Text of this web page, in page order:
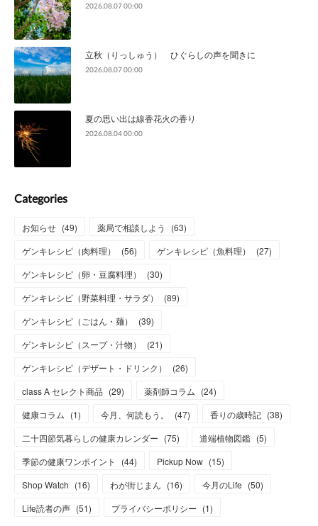
2026.08.07 00:00
立秋（りっしゅう） ひぐらしの声を聞きに
2026.08.07 00:00
夏の思い出は線香花火の香り
2026.08.04 00:00
Categories
お知らせ (49) 薬局で相談しよう (63)
ゲンキレシピ（肉料理）
(56) ゲンキレシピ（魚料理） (27)
ゲンキレシピ（卵・豆腐料理）
(30)
ゲンキレシピ（野菜料理・サラダ）
(89)
ゲンキレシピ（ごはん・麺）
(39)
ゲンキレシピ（スープ・汁物）
(21)
ゲンキレシピ（デザート・ドリンク）
(26)
class A セレクト商品 (29) 薬剤師コラム (24)
健康コラム (1) 今月、何読もう。 (47) 香りの歳時記 (38)
二十四節気暮らしの健康カレンダー (75) 道端植物図鑑 (5)
季節の健康ワンポイント
(44) Pickup Now (15)
Shop Watch (16) わが街じまん (16) 今月のLife (50)
Life読者の声 (51) プライバシーポリシー (1)